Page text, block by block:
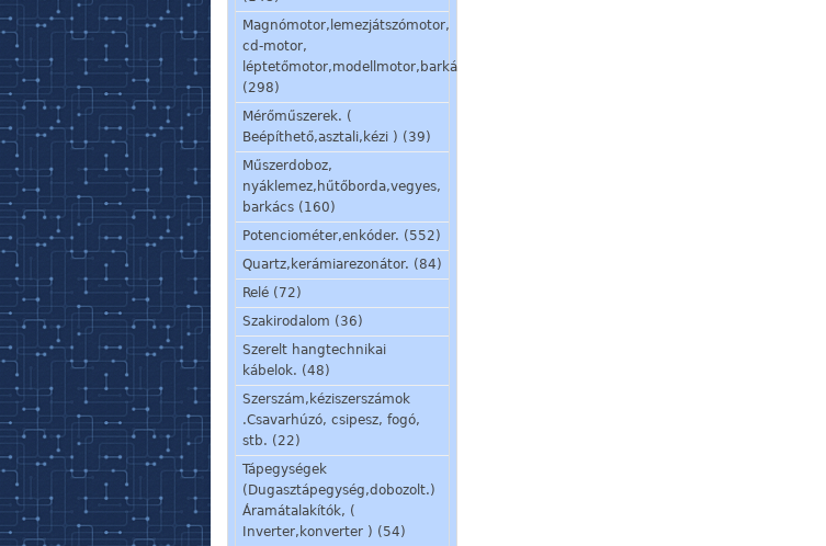
Magnómotor,lemezjátszómotor,
cd-motor,
léptetőmotor,modellmotor,barkácsmotor.
(298)
Mérőműszerek. (
Beépíthető,asztali,kézi ) (39)
Műszerdoboz,
nyáklemez,hűtőborda,vegyes,
barkács (160)
Potenciométer,enkóder. (552)
Quartz,kerámiarezonátor. (84)
Relé (72)
Szakirodalom (36)
Szerelt hangtechnikai
kábelok. (48)
Szerszám,kéziszerszámok
.Csavarhúzó, csipesz, fogó,
stb. (22)
Tápegységek
(Dugasztápegység,dobozolt.)
Áramátalakítók, (
Inverter,konverter ) (54)